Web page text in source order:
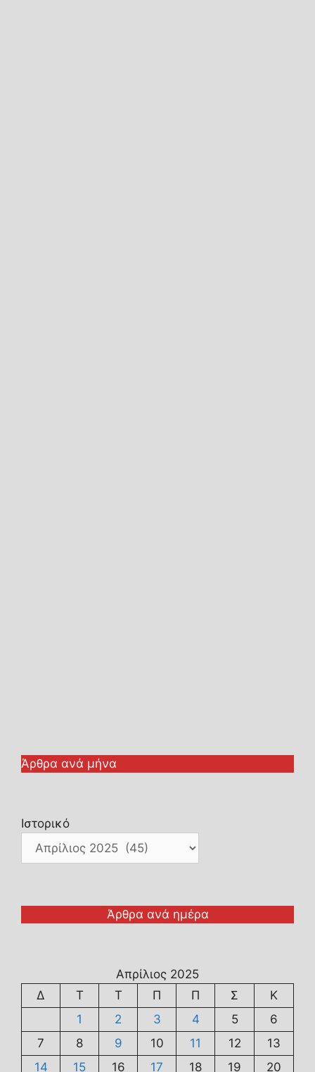
Άρθρα ανά μήνα
Ιστορικό
Άρθρα ανά ημέρα
Απρίλιος 2025
Δ
Τ Τ Π Π Σ
Κ
1
2 3 4 5
6
7
8 9 10 11 12
13
14
15 16 17 18 19 20